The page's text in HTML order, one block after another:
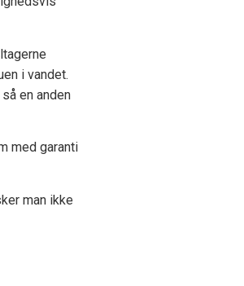
i vandet.
en anden
med garanti
man ikke